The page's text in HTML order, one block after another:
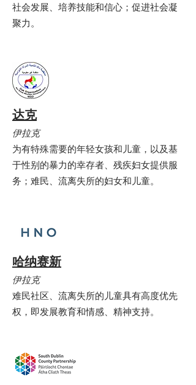
社会发展、培养技能和信心；促进社会凝
聚力。
达克
伊拉克
为有特殊需要的年轻女孩和儿童，以及基
于性别的暴力的幸存者、残疾妇女提供服
务；难民、流离失所的妇女和儿童。
哈纳赛新
伊拉克
难民社区、流离失所的儿童具有高度优先
权，即发展教育和情感、精神支持。